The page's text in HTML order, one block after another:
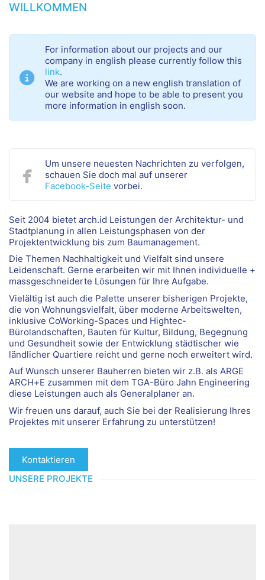
WILLKOMMEN
For information about our projects and our
company in english please currently follow this
link.
We are working on a new english translation of
our website and hope to be able to present you
more information in english soon.
Um unsere neuesten Nachrichten zu verfolgen,
schauen Sie doch mal auf unserer
Facebook-Seite vorbei.
Seit 2004 bietet arch.id Leistungen der Architektur- und
Stadtplanung in allen Leistungsphasen von der
Projektentwicklung bis zum Baumanagement.
Die Themen Nachhaltigkeit und Vielfalt sind unsere
Leidenschaft. Gerne erarbeiten wir mit Ihnen individuelle +
massgeschneiderte Lösungen für Ihre Aufgabe.
Vielältig ist auch die Palette unserer bisherigen Projekte,
die von Wohnungsvielfalt, über moderne Arbeitswelten,
inklusive CoWorking-Spaces und Hightec-
Bürolandschaften, Bauten für Kultur, Bildung, Begegnung
und Gesundheit sowie der Entwicklung städtischer wie
ländlicher Quartiere reicht und gerne noch erweitert wird.
Auf Wunsch unserer Bauherren bieten wir z.B. als ARGE
ARCH+E zusammen mit dem TGA-Büro Jahn Engineering
diese Leistungen auch als Generalplaner an.
Wir freuen uns darauf, auch Sie bei der Realisierung Ihres
Projektes mit unserer Erfahrung zu unterstützen!
Kontaktieren
UNSERE PROJEKTE